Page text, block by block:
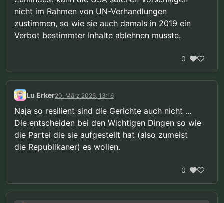
nicht im Rahmen von UN-Verhandlungen
zustimmen, so wie sie auch damals in 2019 ein
Verbot bestimmter Inhalte ablehnen musste.
0
Lu Erker20. März 2026, 13:16
Naja so resilient sind die Gerichte auch nicht …
Die entscheiden bei den Wichtigen Dingen so wie
die Partei die sie aufgestellt hat (also zumeist
die Republikaner) es wollen.
0